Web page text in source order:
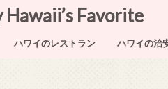
Favorite
ハワイのレストラン ハワイの治